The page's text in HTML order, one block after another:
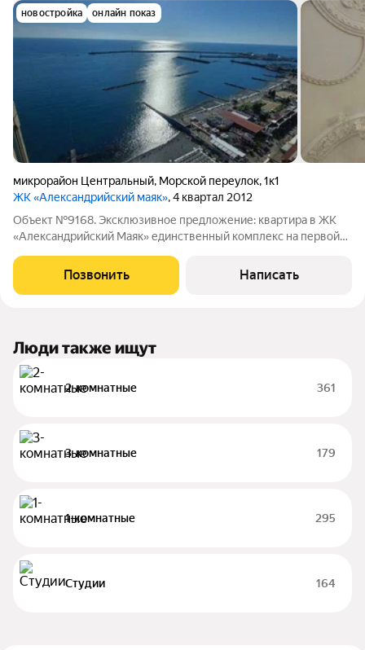
новостройка онлайн показ
микрорайон Центральный, Морской переулок,1к1
ЖК «Александрийский маяк», 4 квартал 2012
Объект №9168. Эксклюзивное предложение: квартира в ЖК
«Александрийский Маяк» единственный комплекс на первой
преимущества предложения:Исключительное расположение
единственный комплекс на первой
Позвонить Написать
Люди также ищут
2-комнатные 361
3-комнатные 179
1-комнатные 295
Студии 164